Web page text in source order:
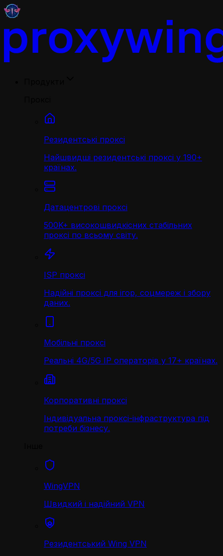
Резидентські проксі
Найшвидші резидентські проксі у 190+
країнах.
Датацентрові проксі
500K+ високошвидкісних стабільних
проксі по всьому світу.
ISP проксі
Надійні проксі для ігор, соцмереж і збору
даних.
Мобільні проксі
Реальні 4G/5G IP операторів у 17+ країнах.
Корпоративні проксі
Індивідуальна проксі-інфраструктура під
потреби бізнесу.
WingVPN
Швидкий і надійний VPN
Резидентський Wing VPN